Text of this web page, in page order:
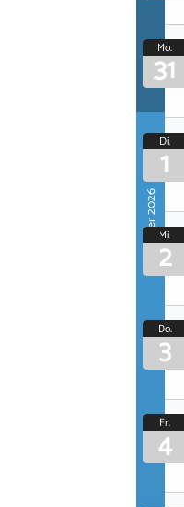
Mo.
31
September 2026
Di.
1
Mi.
2
Do.
3
Fr.
4